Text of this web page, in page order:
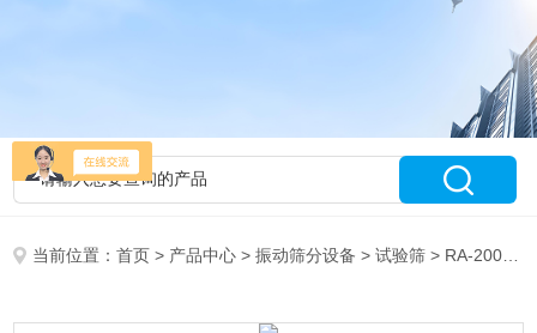
当前位置：首页 > 产品中心 >振动筛分设备 >试验筛 > RA-200高精度试验筛~200mm